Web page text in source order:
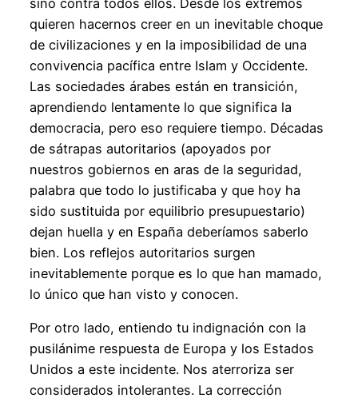
sino contra todos ellos. Desde los extremos
quieren hacernos creer en un inevitable choque
de civilizaciones y en la imposibilidad de una
convivencia pacífica entre Islam y Occidente.
Las sociedades árabes están en transición,
aprendiendo lentamente lo que significa la
democracia, pero eso requiere tiempo. Décadas
de sátrapas autoritarios (apoyados por
nuestros gobiernos en aras de la seguridad,
palabra que todo lo justificaba y que hoy ha
sido sustituida por equilibrio presupuestario)
dejan huella y en España deberíamos saberlo
bien. Los reflejos autoritarios surgen
inevitablemente porque es lo que han mamado,
lo único que han visto y conocen.
Por otro lado, entiendo tu indignación con la
pusilánime respuesta de Europa y los Estados
Unidos a este incidente. Nos aterroriza ser
considerados intolerantes. La corrección